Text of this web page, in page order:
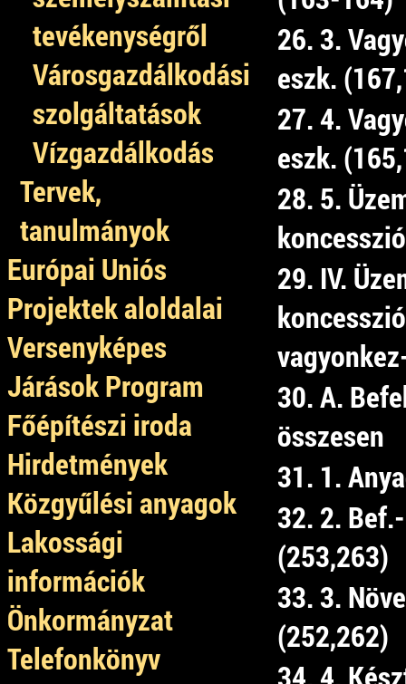
tevékenységről
Városgazdálkodási
szolgáltatások
Vízgazdálkodás
Tervek,
tanulmányok
Európai Uniós
Projektek aloldalai
Versenyképes
Járások Program
Főépítészi iroda
Hirdetmények
Közgyűlési anyagok
Lakossági
információk
Önkormányzat
Telefonkönyv
26. 3.
eszk.
27. 4.
eszk.
28. 5.
29. IV.
30. A.
összesen
31. 1.
32. 2.
(253,263)
33. 3.
(252,262)